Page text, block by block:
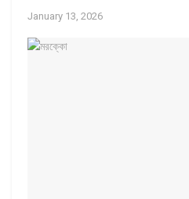
January 13, 2026